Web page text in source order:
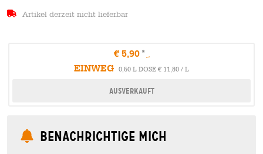
Artikel derzeit nicht lieferbar
€ 5,90
EINWEG
0,50 L DOSE € 11,80 / L
Ausverkauft
Benachrichtige mich